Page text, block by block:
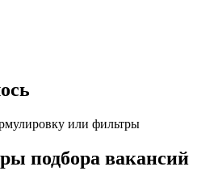
или фильтры
подбора вакансий